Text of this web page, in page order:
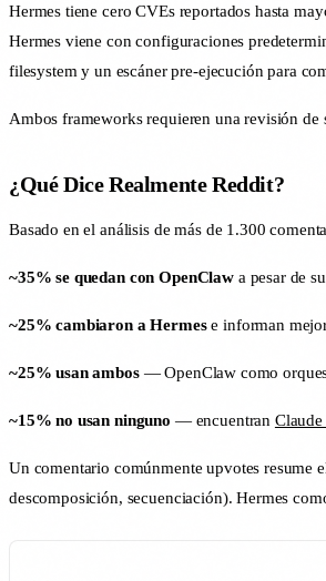
Hermes tiene cero CVEs reportados hasta
Hermes viene con configuraciones
filesystem y un escáner pre-ejecución para
Ambos frameworks requieren una revisión
¿Qué Dice Realmente Reddit?
Basado en el análisis de más de 1.300
~35% se quedan con OpenClawa pesar de
~25% cambiaron a Hermese informan
~25% usan ambos— OpenClaw como
~15% no usan ninguno — encuentran Claude
Un comentario comúnmente upvotes resume
descomposición, secuenciación). Hermes